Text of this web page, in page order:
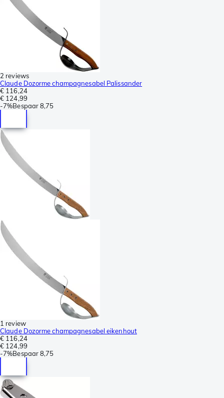
2 reviews
Claude Dozorme champagnesabel Palissander
€ 116,24
€ 124,99
-7%Bespaar8,75
1 review
Claude Dozorme champagnesabel eikenhout
€ 116,24
€ 124,99
-7%Bespaar8,75